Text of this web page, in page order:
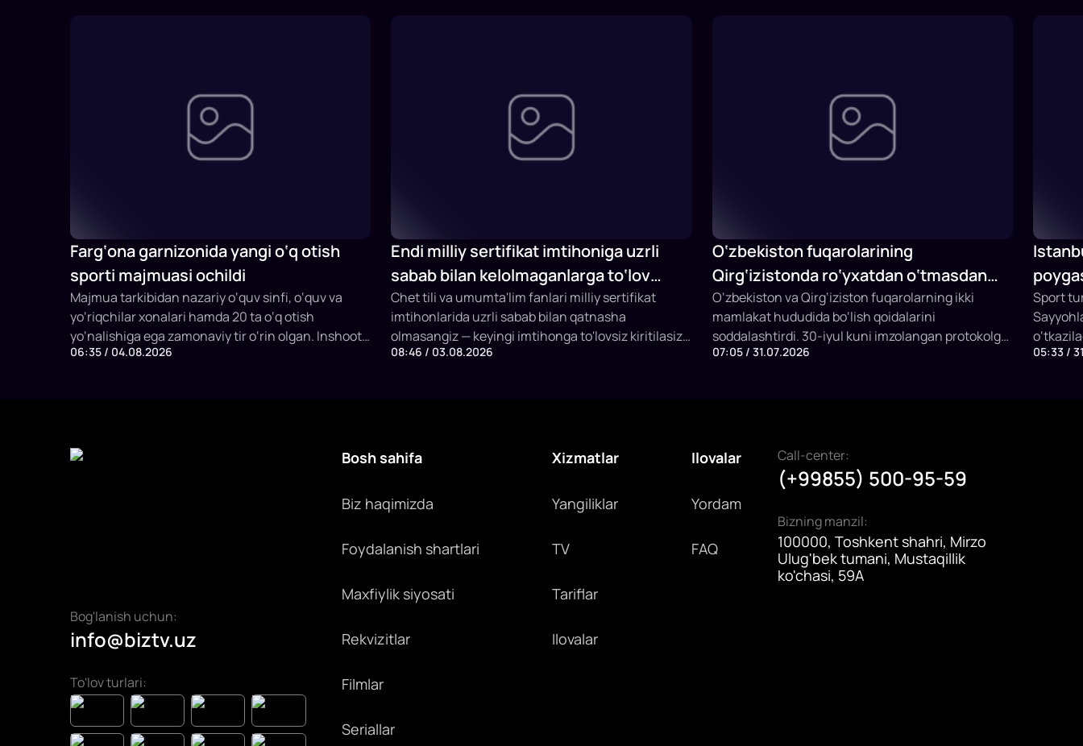
Farg‘ona garnizonida yangi o‘q otish
sporti majmuasi ochildi
Majmua tarkibidan nazariy o‘quv sinfi, o‘quv va
yo‘riqchilar xonalari hamda 20 ta o‘q otish
yo‘nalishiga ega zamonaviy tir o‘rin olgan. Inshoot
bir vaqtning o‘zida 20 nafargacha sportchi va
06:35 / 04.08.2026
Endi milliy sertifikat imtihoniga uzrli
sabab bilan kelolmaganlarga to‘lov
qaytariladi
Chet tili va umumta'lim fanlari milliy sertifikat
imtihonlarida uzrli sabab bilan qatnasha
olmasangiz — keyingi imtihonga to'lovsiz kiritilasiz
yoki to'lovingiz qaytariladi.
08:46 / 03.08.2026
O‘zbekiston fuqarolarining
Qirg‘izistonda ro‘yxatdan o‘tmasdan
bo‘lish muddati 15 kungacha uzaytirildi
O‘zbekiston va Qirg‘iziston fuqarolarning ikki
mamlakat hududida bo‘lish qoidalarini
soddalashtirdi. 30-iyul kuni imzolangan protokolga
muvofiq, ikki davlat fuqarolari qo‘shni mamlakat
07:05 / 31.07.2026
Sport
05:33 /
Bog'lanish uchun:
info@biztv.uz
To'lov turlari:
Bosh sahifa
Biz haqimizda
Foydalanish shartlari
Maxfiylik siyosati
Rekvizitlar
Filmlar
Seriallar
Xizmatlar
Yangiliklar
TV
Tariflar
Ilovalar
Ilovalar
Yordam
FAQ
Call-center:
(+99855) 500-95-59
Bizning manzil:
100000, Toshkent shahri, Mirzo
Ulug'bek tumani, Mustaqillik
ko'chasi, 59A